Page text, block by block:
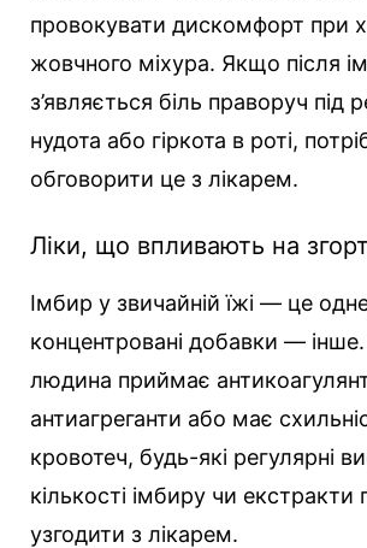
провокувати дискомфорт при
жовчного міхура. Якщо після
з’являється біль праворуч під
нудота або гіркота в роті,
обговорити це з лікарем.
Ліки, що впливають на
Імбир у звичайній їжі — це
концентровані добавки —
людина приймає
антиагреганти або має
кровотеч, будь-які регулярні
кількості імбиру чи екстракти
узгодити з лікарем.